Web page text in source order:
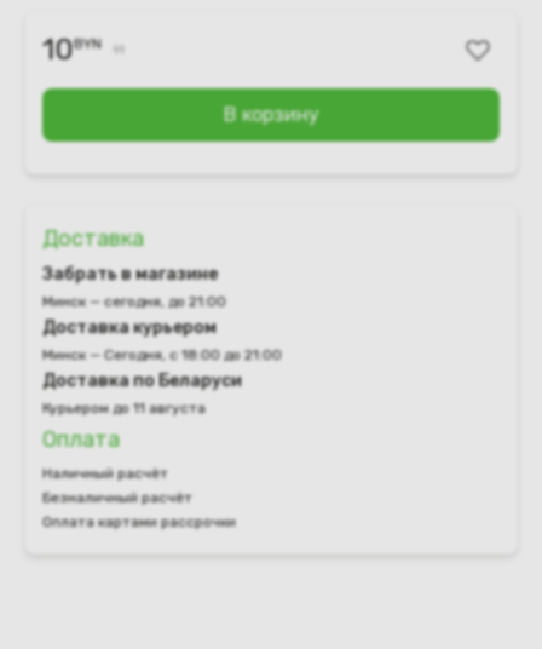
10BYN
В корзину
Доставка
Забрать в магазине
Минск — сегодня, до 21:00
Доставка курьером
Минск — Сегодня, с 18:00 до 21:00
Доставка по Беларуси
Курьером до 11 августа
Оплата
Наличный расчёт
Безналичный расчёт
Оплата картами рассрочки